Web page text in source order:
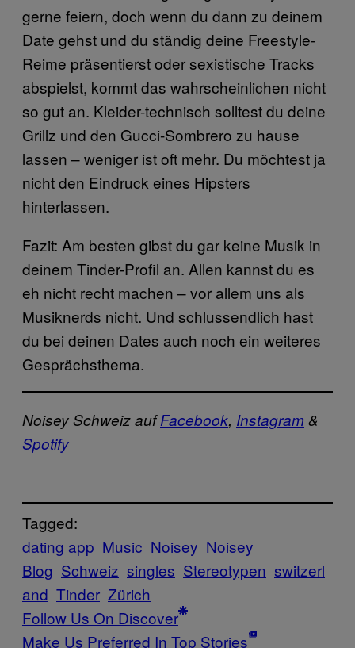
gerne feiern, doch wenn du dann zu deinem
Date gehst und du ständig deine Freestyle-
Reime präsentierst oder sexistische Tracks
abspielst, kommt das wahrscheinlichen nicht
so gut an. Kleider-technisch solltest du deine
Grillz und den Gucci-Sombrero zu hause
lassen – weniger ist oft mehr. Du möchtest ja
nicht den Eindruck eines Hipsters
hinterlassen.
Fazit: Am besten gibst du gar keine Musik in
deinem Tinder-Profil an. Allen kannst du es
eh nicht recht machen – vor allem uns als
Musiknerds nicht. Und schlussendlich hast
du bei deinen Dates auch noch ein weiteres
Gesprächsthema.
Noisey Schweiz aufFacebook, Instagram&
Spotify
Tagged:
dating app Music Noisey Noisey
Blog Schweiz singles Stereotypen switzerl
and Tinder Zürich
Follow Us On Discover
Make Us Preferred In Top Stories